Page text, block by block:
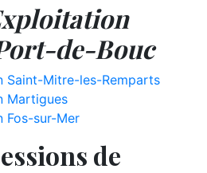
de-Bouc
Saint-Mitre-les-Remparts
Martigues
Fos-sur-Mer
de